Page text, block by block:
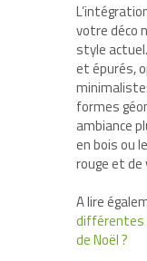
votre déco
style
et épurés,
formes
ambiance
en bois ou
rouge et
A lire
différentes
de Noël ?